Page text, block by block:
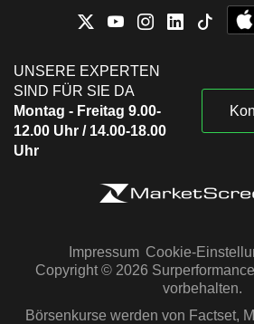
UNSERE EXPERTEN
SIND FÜR SIE DA
Montag - Freitag 9.00-
12.00 Uhr / 14.00-18.00
Uhr
Impressum Cookie-
Copyright © 2026
vorbehalten.
Börsenkurse werden von Factset,